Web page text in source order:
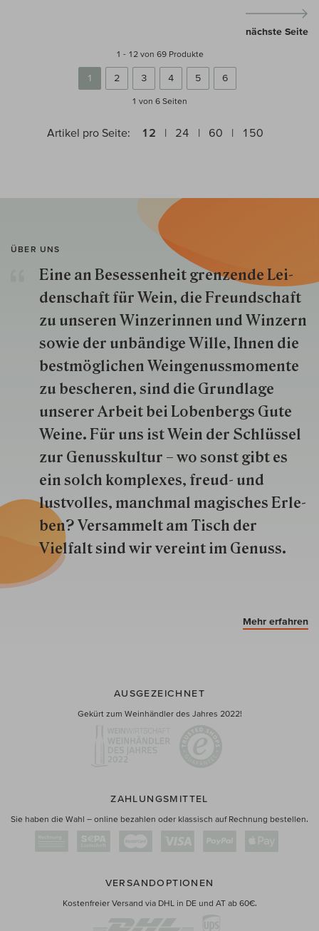
1 - 12 von 69 Produkte
1 2 3 4 5 6
nächste Seite
1 von 6 Seiten
Artikel pro Seite: 12 24 60 150
ÜBER UNS
Eine an Besessenheit gren­zende Lei­
den­schaft für Wein, die Freund­schaft
zu unseren Win­zer­innen und Win­zern
so­wie der un­bän­dige Wille, Ihnen die
best­mög­lich­en Wein­genuss­momente
zu besche­ren, sind die Grund­lage
unserer Arbeit bei Lobenbergs Gute
Weine. Für uns ist Wein der Schlüs­sel
zur Genuss­kultur – wo sonst gibt es
ein solch kom­plexes, freud- und
lustvolles, manchmal ma­gisch­es Er­le­
ben? Versammelt am Tisch der
Vielfalt sind wir ver­eint im Genuss.
Mehr erfahren
AUSGEZEICHNET
Gekürt zum Weinhändler des Jahres 2022!
ZAHLUNGSMITTEL
Sie haben die Wahl – online bezahlen oder klassisch auf Rechnung bestellen.
VERSANDOPTIONEN
Kostenfreier Versand via DHL in DE und AT ab 60€.